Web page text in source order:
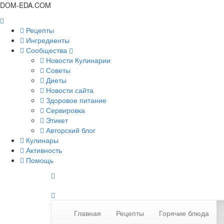
DOM-EDA.COM
Рецепты
Ингредиенты
Сообщества
Новости Кулинарии
Советы
Диеты
Новости сайта
Здоровое питание
Сервировка
Этикет
Авторский блог
Кулинары
Активность
Помощь
Главная Рецепты Горячие блюда